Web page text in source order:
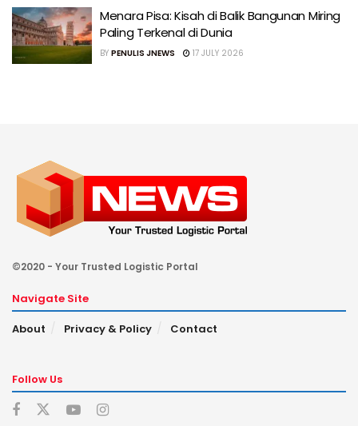
Menara Pisa: Kisah di Balik Bangunan Miring
Paling Terkenal di Dunia
BY PENULIS JNEWS 17 JULY 2026
©2020 - Your Trusted Logistic Portal
Navigate Site
About
Privacy & Policy Contact
Follow Us